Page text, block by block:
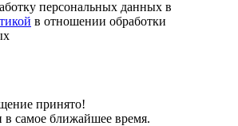
персональных данных в
в отношении обработки
принято!
самое ближайшее время.